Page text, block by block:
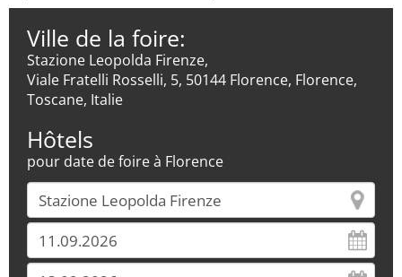
Ville de la foire:
Stazione Leopolda Firenze,
Viale Fratelli Rosselli, 5, 50144 Florence, Florence,
Toscane, Italie
Hôtels
pour date de foire à Florence